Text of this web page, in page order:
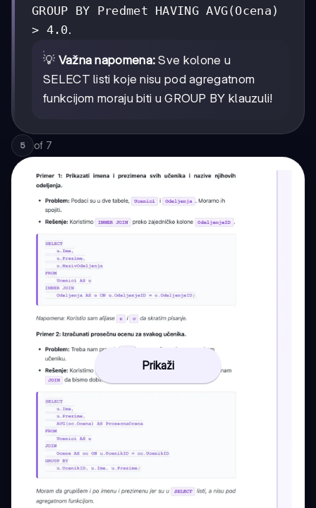
GROUP BY Predmet HAVING AVG(Ocena)
> 4.0.
💡 Važna napomena: Sve kolone u
SELECT listi koje nisu pod agregatnom
funkcijom moraju biti u GROUP BY klauzuli!
5 of 7
Prikaži